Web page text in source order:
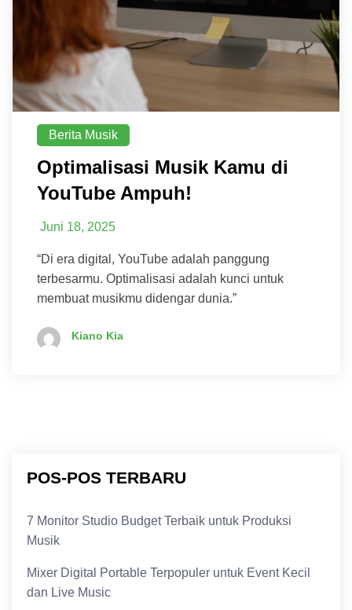
Berita Musik
Optimalisasi Musik Kamu di
YouTube Ampuh!
Juni 18, 2025
“Di era digital, YouTube adalah panggung
terbesarmu. Optimalisasi adalah kunci untuk
membuat musikmu didengar dunia.”
Kiano Kia
POS-POS TERBARU
7 Monitor Studio Budget Terbaik untuk Produksi
Musik
Mixer Digital Portable Terpopuler untuk Event Kecil
dan Live Music